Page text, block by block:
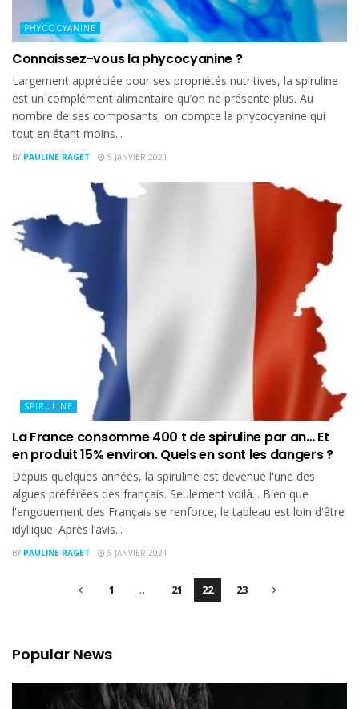
PHYCOCYANINE
Connaissez-vous la phycocyanine ?
Largement appréciée pour ses propriétés nutritives, la spiruline
est un complément alimentaire qu’on ne présente plus. Au
nombre de ses composants, on compte la phycocyanine qui
tout en étant moins...
BY PAULINE RAGET 5 JANVIER 2021
SPIRULINE
La France consomme 400 t de spiruline par an… Et
en produit 15% environ. Quels en sont les dangers ?
Depuis quelques années, la spiruline est devenue l'une des
algues préférées des français. Seulement voilà... Bien que
l'engouement des Français se renforce, le tableau est loin d'être
idyllique. Après l’avis...
BY PAULINE RAGET 5 JANVIER 2021
1 … 21 22 23
Popular News